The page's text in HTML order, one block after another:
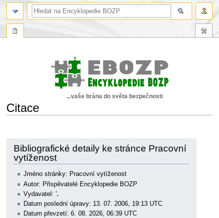
...vaše brána do světa bezpečnosti
Citace
navigaci
vyhledávání
Bibliografické detaily ke stránce Pracovní
vytíženost
Jméno stránky: Pracovní vytíženost
Autor: Přispěvatelé Encyklopedie BOZP
Vydavatel: '.
Datum poslední úpravy: 13. 07. 2006, 19:13 UTC
Datum převzetí: 6. 08. 2026, 06:39 UTC